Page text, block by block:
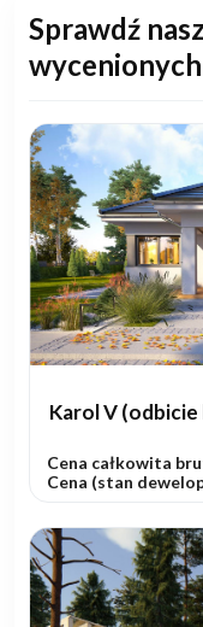
Sprawdź
Karol V
Cena całkowita
Cena (stan